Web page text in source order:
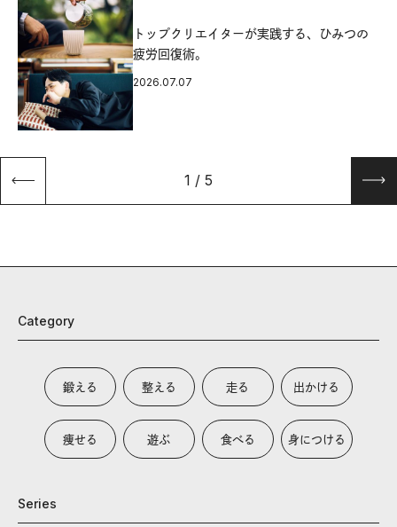
トップクリエイターが実践する、ひみつの
疲労回復術。
2026.07.07
1 / 5
Category
鍛える 整える 走る 出かける
痩せる 遊ぶ 食べる 身につける
Series